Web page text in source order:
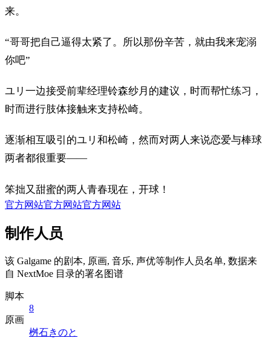
来。
“哥哥把自己逼得太紧了。所以那份辛苦，就由我来宠溺
你吧”
ユリ一边接受前辈经理铃森纱月的建议，时而帮忙练习，
时而进行肢体接触来支持松崎。
逐渐相互吸引的ユリ和松崎，然而对两人来说恋爱与棒球
两者都很重要——
笨拙又甜蜜的两人青春现在，开球！
官方网站官方网站官方网站
制作人员
该 Galgame 的剧本, 原画, 音乐, 声优等制作人员名单, 数据来
自 NextMoe 目录的署名图谱
脚本
8
原画
桝石きのと